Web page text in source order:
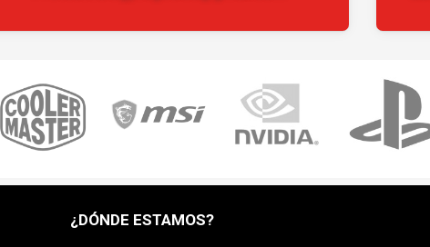
¿DÓNDE ESTAMOS?